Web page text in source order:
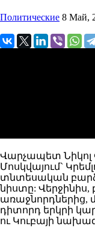
Политические 8 Май,
Վարչապետ Նիկոլ
Մոսկվայում`
տնտեսական
նիստը: Վերջինիս,
առաջնորդներից,
դիտորդ երկրի
ու Կուբայի